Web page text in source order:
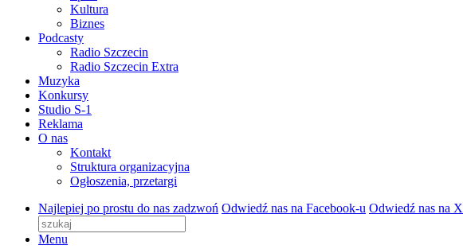
Kultura
Biznes
Podcasty
Radio Szczecin
Radio Szczecin Extra
Muzyka
Konkursy
Studio S-1
Reklama
O nas
Kontakt
Struktura organizacyjna
Ogłoszenia, przetargi
Najlepiej po prostu do nas zadzwoń Odwiedź nas na Facebook-u Odwiedź nas na X
Menu